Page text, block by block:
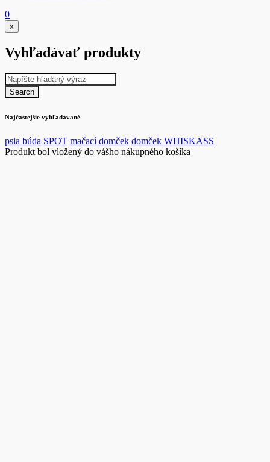
0
x
Vyhľadávať produkty
Najčastejšie vyhľadávané
psia búda SPOT mačací domček domček WHISKASS
Produkt bol vložený do vášho nákupného košíka